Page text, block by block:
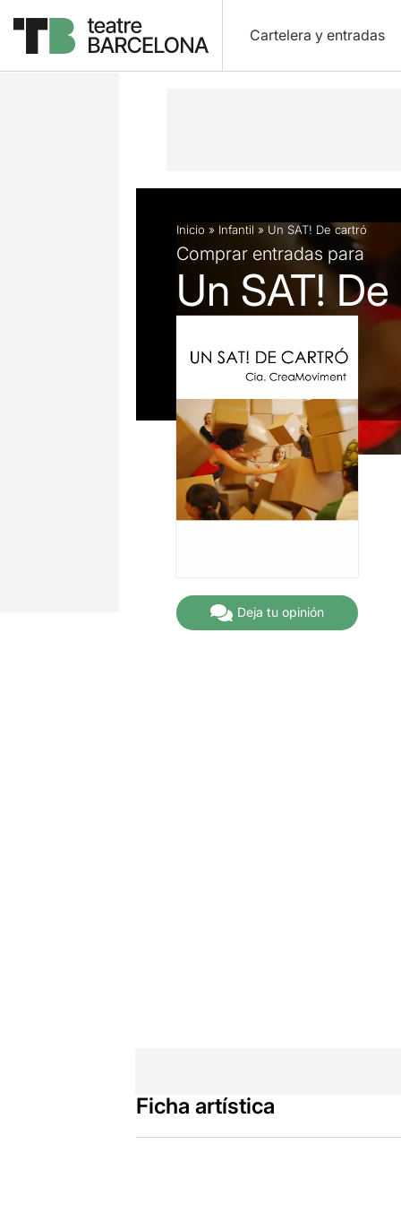
Cartelera y entradas
Descripción Ficha artística
Inicio » Infantil » Un SAT! De cartró
Comprar entradas para
Un SAT!
Deja tu opinión
Ficha artística